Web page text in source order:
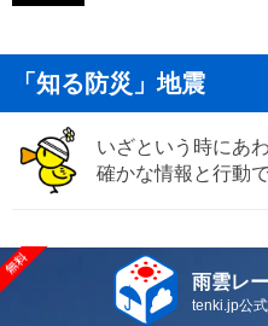
「知る防災」地震
いざという時にあ
確かな情報と行動
雨雲レ
tenki.jp公